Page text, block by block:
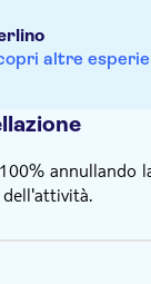
altre
annullando